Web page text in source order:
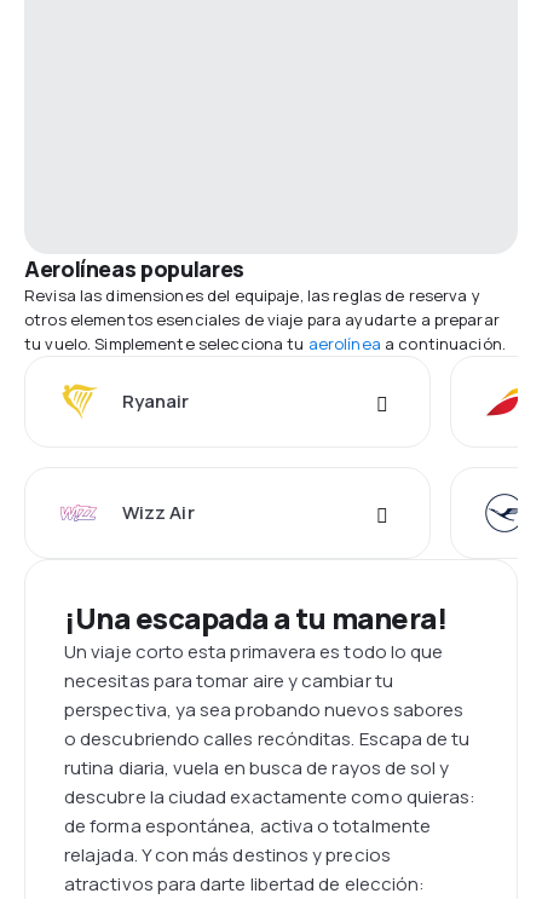
Aerolíneas populares
Revisa las dimensiones del equipaje, las reglas de reserva y
otros elementos esenciales de viaje para ayudarte a preparar
tu vuelo. Simplemente selecciona tu aerolínea a continuación.
Ryanair
Wizz Air
¡Una escapada a tu manera!
Un viaje corto esta primavera es todo lo que
necesitas para tomar aire y cambiar tu
perspectiva, ya sea probando nuevos sabores
o descubriendo calles recónditas. Escapa de tu
rutina diaria, vuela en busca de rayos de sol y
descubre la ciudad exactamente como quieras:
de forma espontánea, activa o totalmente
relajada. Y con más destinos y precios
atractivos para darte libertad de elección: